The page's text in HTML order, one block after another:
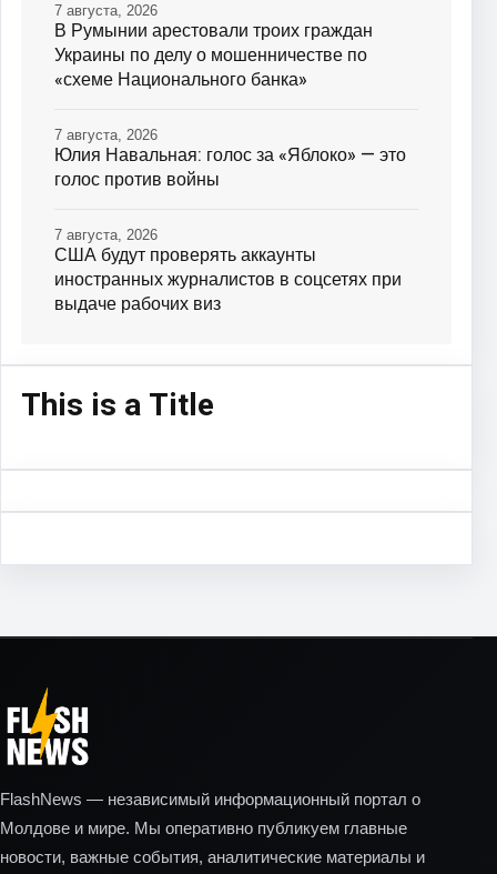
В Румынии арестовали троих граждан
Украины по делу о мошенничестве по
«схеме Национального банка»
7 августа, 2026
Юлия Навальная: голос за «Яблоко» — это
голос против войны
7 августа, 2026
США будут проверять аккаунты
иностранных журналистов в соцсетях при
выдаче рабочих виз
7 августа, 2026
This is a Title
FlashNews — независимый информационный портал о
Молдове и мире. Мы оперативно публикуем главные
новости, важные события, аналитические материалы и